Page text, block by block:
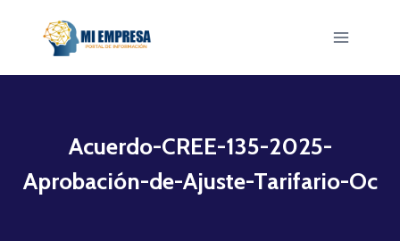
Acuerdo-CREE-135-2025-
Aprobación-de-Ajuste-Tarifario-Oc